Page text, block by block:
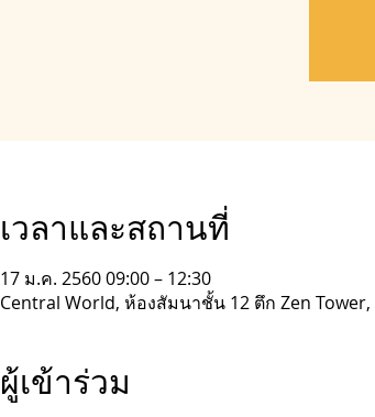
เวลาและสถานที่
17 ม.ค. 2560 09:00 – 12:30
Central World, ห้องสัมนาชั้น 12 ตึก Zen
ผู้เข้าร่วม